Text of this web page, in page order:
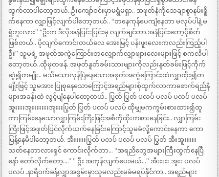
ထွက်လာပါတော့တယ်..ဦးကျော်ဝင်းမှာမရွံမရှာ.. အဖုတ်နံကိုသေချာစွာနမ်းရိူ
က်နေကာ လျှာဖြင့်လျက်ပါတော့တယ်.. “တနေကုန်ပေကျံနေတာ မလုပ်ပါနဲ့ မ
ရွံဘူးလား” “ဦးက ဒီလိုအနံပြင်းပြင်းမှ လျက်ချင်တာ.အနံပြင်းတော့ပိုစိတ်
ဖြစ်တယ်.. ပိုလျက်ကောင်းတယ်လေ အေးမြင့် ပန်းဖူးလေးကလည်းကြည့်ပါ
ဦး” သူမရဲ့ အဖုတ်အကွဲကြောင်းတလျှောက်လျှာဖျားလေးများဖြင့် စကလိပါ
တော့တယ်..ထိုမှတဖန်. အဖုတ်နူတ်ခမ်းသားများကိုလည်းနူတ်ခမ်းဖြင့်ကိုက်
ဆွဲ၍တမျိုး.. မသိမသာလှန်ပြဲနေသောအဖုတ်အကွဲကြောင်းထဲလျှာထိုး၍တ
မျိုးဖြင့် သူမအား ပြုစုနေသောကြောင့်အရည်များစ်ုထွက်လာကာစောက်ရည်နံ
များအခန်းထဲ လွင့်ပျံနေပါတော့တယ်.. ပြွတ် ပြွတ် ပလပ် ပလပ် ပလပ် ပလပ်
အူးးးးအူးးးးးးးအူးးးပြွတ် ပြွတ် ပလပ် ပလပ် ထိုမျှမကကွမ်းစားထား၍ထူ
ကာကြမ်းနေသောလျှာကြမ်းကြီးဖြင့်အစိကိုထိုးကစားနေခြင်း.. လျှာကြမ်း
ကြီးဖြင့်အဖုတ်ပြင်လိုက်ယက်နေခြင်းကြောင့်သူမခံလို့ကောင်းနေကာ ကော
ပြန့်နေမိပါတော့တယ်. အီးးးးးပြွတ် ပလပ် ပလပ် ပလပ် ပြွတ် အီးအူးးးးး
သတ်နေတာလားရှင် ကောင်းလိုက်တာ… “အရညိတွေအများကြီးထွက်နေပြီ
နော် တော်လိုက်တော့….” ” ဦး အကုန်လျက်ပေးမယ်…” အီးးးးး အူးး ပလပ်
ပလပ် .နာရီဝက်ခန့်လျှာအစွမ်းမှာသူမလည်းမခံမရပ်နိုင်ကာ.. အရည်များ